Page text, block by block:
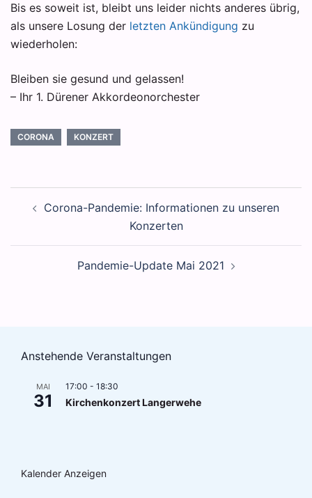
Bis es soweit ist, bleibt uns leider nichts anderes übrig,
als unsere Losung der letzten Ankündigung zu
wiederholen:
Bleiben sie gesund und gelassen!
– Ihr 1. Dürener Akkordeonorchester
CORONA KONZERT
Corona-Pandemie: Informationen zu unseren
Konzerten
Pandemie-Update Mai 2021
Anstehende Veranstaltungen
MAI
31
17:00 - 18:30
Kirchenkonzert Langerwehe
Kalender Anzeigen